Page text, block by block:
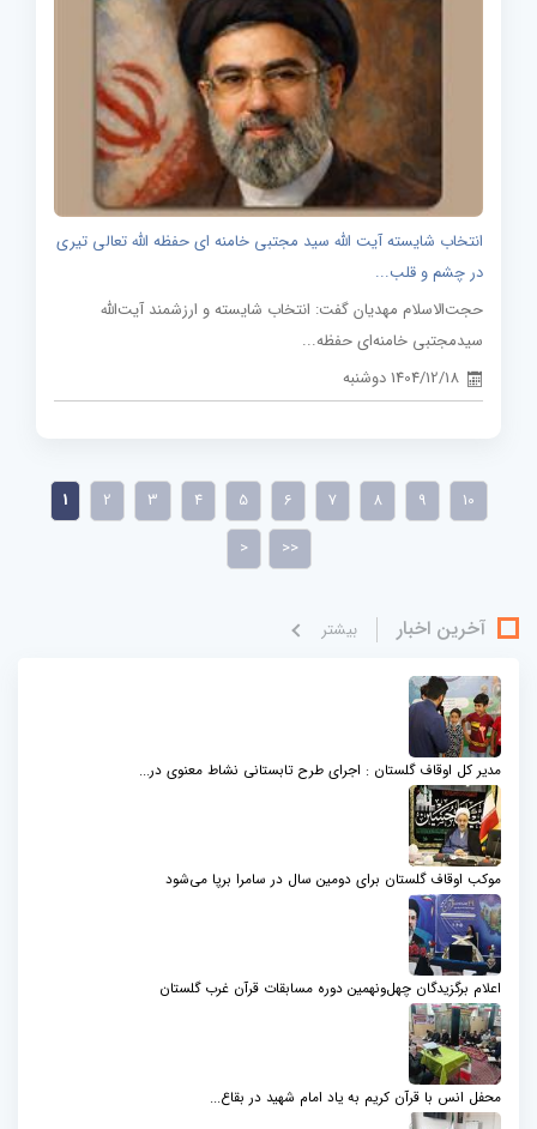
انتخاب شایسته آیت الله سید مجتبی خامنه ای حفظه الله تعالی تیری
در چشم و قلب...
حجت‌الاسلام مهدیان گفت: انتخاب شایسته و ارزشمند آیت‌الله
سیدمجتبی خامنه‌ای حفظه...
1404/12/18 دوشنبه
1 2 3 4 5 6 7 8 9
10
>
>>
آخرین اخبار بيشتر
مدیر کل اوقاف گلستان : اجرای طرح تابستانی نشاط معنوی در...
موکب اوقاف گلستان برای دومین سال در سامرا برپا می‌شود
اعلام برگزیدگان چهل‌ونهمین دوره مسابقات قرآن غرب گلستان
محفل انس با قرآن کریم به یاد امام شهید در بقاع...